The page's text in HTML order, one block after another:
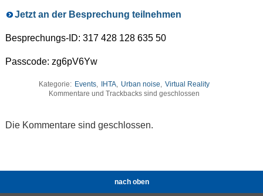
Jetzt an der Besprechung teilnehmen
Besprechungs-ID: 317 428 128 635 50
Passcode: zg6pV6Yw
Kategorie: Events, IHTA, Urban noise, Virtual Reality
Kommentare und Trackbacks sind geschlossen
Die Kommentare sind geschlossen.
nach oben